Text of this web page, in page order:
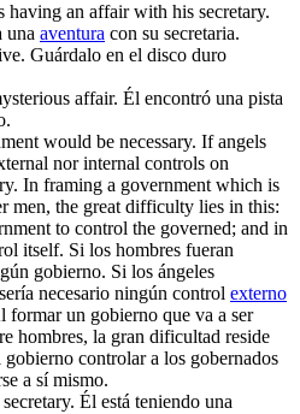
having an affairwith his secretary.
una aventura con su secretaria.
Guárdalo en el disco duro
affair. Él encontró una pista
would be necessary. If angels
nor internal controls on
In framing a government which is
men, the great difficulty lies in this:
to control the governed; and in
itself. Si los hombres fueran
gobierno. Si los ángeles
necesario ningún control externo
un gobierno que va a ser
hombres, la gran dificultad reside
controlar a los gobernados
a sí mismo.
Él está teniendo una